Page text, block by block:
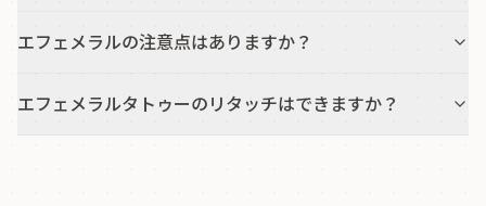
エフェメラルの注意点はありますか？
エフェメラルタトゥーのリタッチはできますか？